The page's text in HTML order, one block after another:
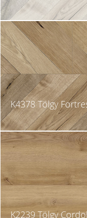
K4378 Tölgy
K2239 Tölgy